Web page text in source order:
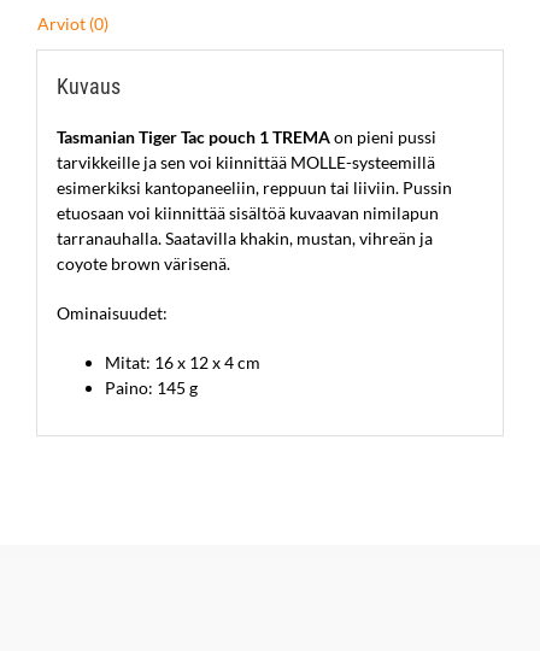
Arviot (0)
Kuvaus
Tasmanian Tiger Tac pouch 1 TREMAon pieni pussi
tarvikkeille ja sen voi kiinnittää MOLLE-systeemillä
esimerkiksi kantopaneeliin, reppuun tai liiviin. Pussin
etuosaan voi kiinnittää sisältöä kuvaavan nimilapun
tarranauhalla. Saatavilla khakin, mustan, vihreän ja
coyote brown värisenä.
Ominaisuudet:
Mitat: 16 x 12 x 4 cm
Paino: 145 g